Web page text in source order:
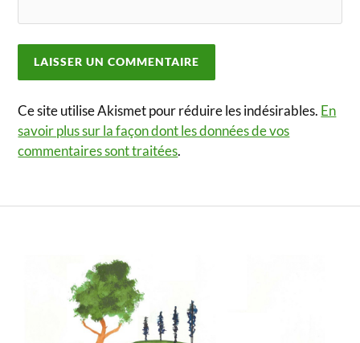
Ce site utilise Akismet pour réduire les indésirables. En
savoir plus sur la façon dont les données de vos
commentaires sont traitées.